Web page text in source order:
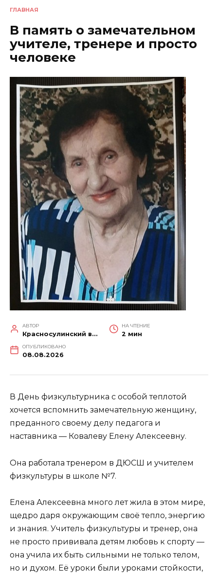
ГЛАВНАЯ
В память о замечательном
учителе, тренере и просто
человеке
АВТОР
Красносулинский вестник
НА ЧТЕНИЕ
2 мин
ОПУБЛИКОВАНО
08.08.2026
В День физкультурника с особой теплотой
хочется вспомнить замечательную женщину,
преданного своему делу педагога и
наставника — Ковалеву Елену Алексеевну.
Она работала тренером в ДЮСШ и учителем
физкультуры в школе №7.
Елена Алексеевна много лет жила в этом мире,
щедро даря окружающим своё тепло, энергию
и знания. Учитель физкультуры и тренер, она
не просто прививала детям любовь к спорту —
она учила их быть сильными не только телом,
но и духом. Её уроки были уроками стойкости,